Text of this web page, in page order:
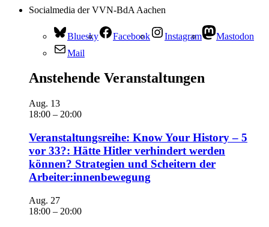
Socialmedia der VVN-BdA Aachen
Bluesky Facebook Instagram
Mastodon
Mail
Anstehende Veranstaltungen
Aug. 13
18:00 – 20:00
Veranstaltungsreihe: Know Your History – 5
vor 33?: Hätte Hitler verhindert werden
können? Strategien und Scheitern der
Arbeiter:innenbewegung
Aug. 27
18:00 – 20:00